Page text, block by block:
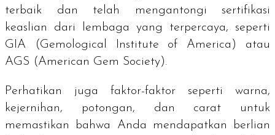
terbaik dan telah mengantongi sertifikasi
keaslian dari lembaga yang terpercaya, seperti
GIA
(Gemological Institute of America)
atau
AGS (American Gem Society).
Perhatikan juga faktor-faktor seperti warna,
kejernihan, potongan, dan carat untuk
memastikan bahwa Anda mendapatkan berlian